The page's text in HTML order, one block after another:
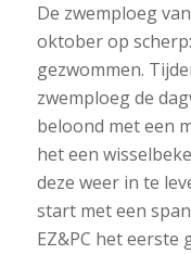
De zwemploeg
oktober op
gezwommen.
zwemploeg de
beloond met een
het een
deze weer in te
start met een
EZ&PC het eerste